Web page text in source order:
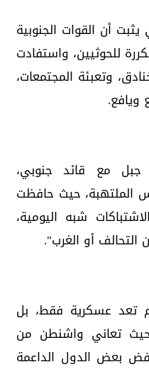
أن القوات الجنوبية
للحوثيين، واستفادت
وتعبئة المجتمعات،
مع قائد جنوبي،
الملتهبة، حيث حافظت
شبه اليومية،
أو الغرب".
تعد عسكرية فقط، بل
حيث تعاني واشنطن من
بعض الدول الداعمة